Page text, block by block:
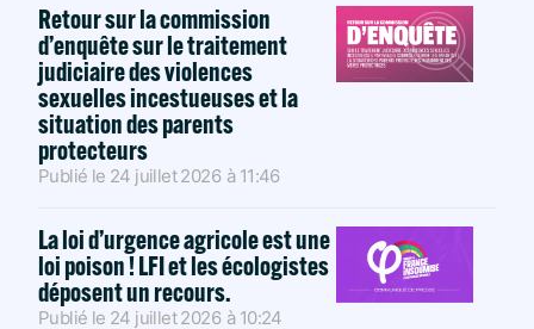
Retour sur la commission
d’enquête sur le traitement
judiciaire des violences
sexuelles incestueuses et la
situation des parents
protecteurs
Publié le 24 juillet 2026 à 11:46
La loi d’urgence agricole est une
loi poison ! LFI et les écologistes
déposent un recours.
Publié le 24 juillet 2026 à 10:24